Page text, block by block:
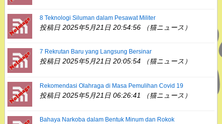
8 Teknologi Siluman dalam Pesawat Militer
投稿日 2025年5月21日 20:54:56 （猫ニュース）
7 Rekrutan Baru yang Langsung Bersinar
投稿日 2025年5月21日 20:05:54 （猫ニュース）
Rekomendasi Olahraga di Masa Pemulihan Covid 19
投稿日 2025年5月21日 06:26:41 （猫ニュース）
Bahaya Narkoba dalam Bentuk Minum dan Rokok